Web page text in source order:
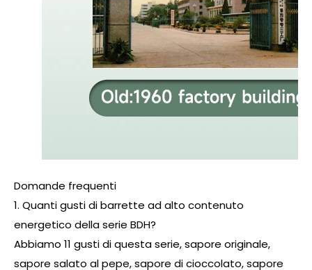
Domande frequenti
1. Quanti gusti di barrette ad alto contenuto
energetico della serie BDH?
Abbiamo 11 gusti di questa serie, sapore originale,
sapore salato al pepe, sapore di cioccolato, sapore